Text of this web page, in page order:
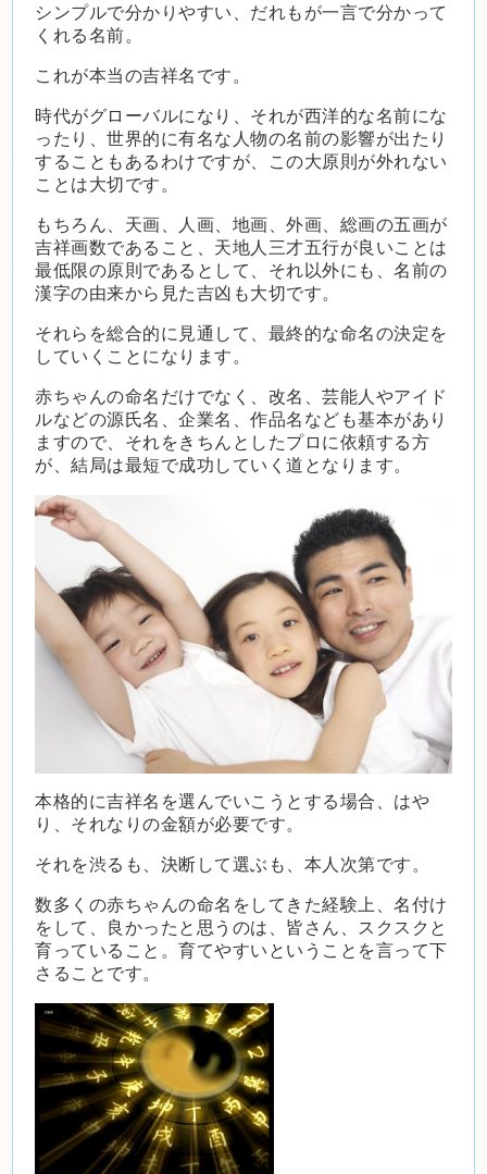
シンプルで分かりやすい、だれもが一言で分かって
くれる名前。
これが本当の吉祥名です。
時代がグローバルになり、それが西洋的な名前にな
ったり、世界的に有名な人物の名前の影響が出たり
することもあるわけですが、この大原則が外れない
ことは大切です。
もちろん、天画、人画、地画、外画、総画の五画が
吉祥画数であること、天地人三才五行が良いことは
最低限の原則であるとして、それ以外にも、名前の
漢字の由来から見た吉凶も大切です。
それらを総合的に見通して、最終的な命名の決定を
していくことになります。
赤ちゃんの命名だけでなく、改名、芸能人やアイド
ルなどの源氏名、企業名、作品名なども基本があり
ますので、それをきちんとしたプロに依頼する方
が、結局は最短で成功していく道となります。
本格的に吉祥名を選んでいこうとする場合、はや
り、それなりの金額が必要です。
それを渋るも、決断して選ぶも、本人次第です。
数多くの赤ちゃんの命名をしてきた経験上、名付け
をして、良かったと思うのは、皆さん、スクスクと
育っていること。育てやすいということを言って下
さることです。